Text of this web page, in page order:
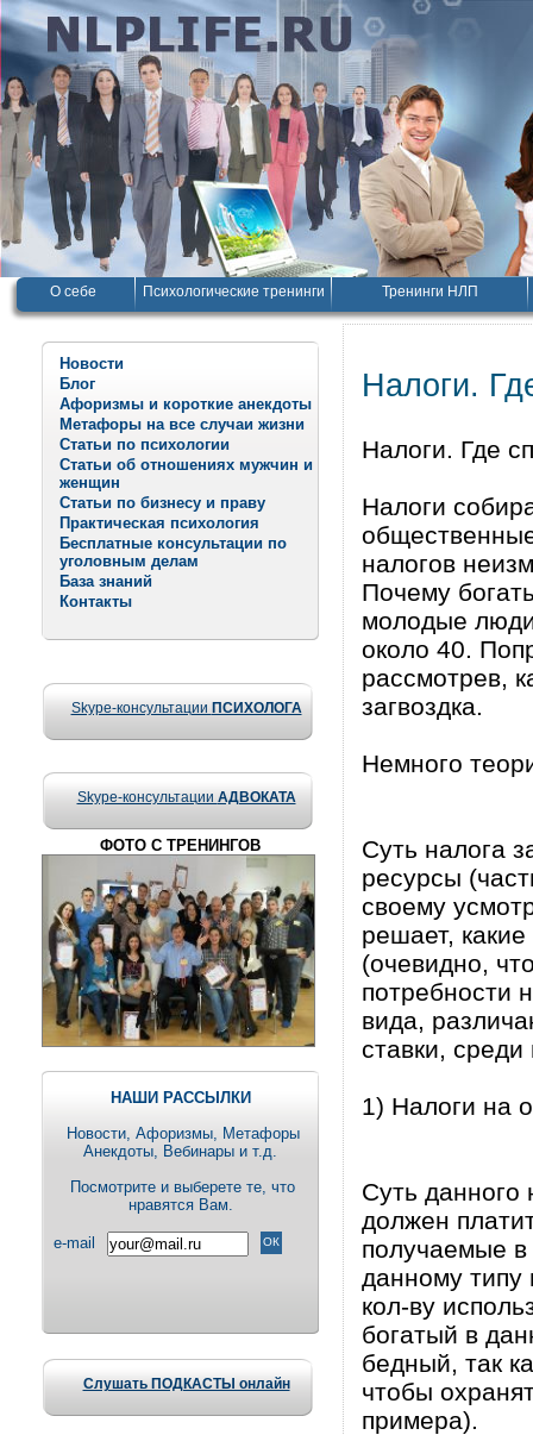
О себе Психологические тренинги Тренинги НЛП
Новости
Блог
Афоризмы и короткие анекдоты
Метафоры на все случаи жизни
Статьи по психологии
Статьи об отношениях мужчин и
женщин
Статьи по бизнесу и праву
Практическая психология
Бесплатные консультации по
уголовным делам
База знаний
Контакты
Skype-консультации ПСИХОЛОГА
Skype-консультации АДВОКАТА
ФОТО С ТРЕНИНГОВ
НАШИ РАССЫЛКИ
Новости, Aфоризмы, Метафоры
Анекдоты, Вебинары и т.д.
Посмотрите и выберете те, что
нравятся Вам.
e-mail
Слушать ПОДКАСТЫ онлайн
Налоги.
Налоги. Где
Налоги
налогов
Почему
молодые
около 40.
рассмотрев,
загвоздка.
Немного
Суть налога
ресурсы
своему
решает,
(очевидно,
потребности
вида,
ставки,
1) Налоги на
Суть данного
должен
получаемые в
данному типу
кол-ву
богатый в
бедный, так
чтобы
примера).